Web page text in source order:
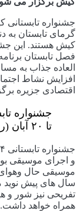
جشنواره
گرمای تابستان به
فصل تابستان
العاده جذاب به
افزایش نشاط
اقتصادی جزیره
تا ۲۰ آبان (روز ملی کیش) ادامه خواهد داشت.
جشنواره تابستانی ۱۴۰۴ با عنوان
و اجرای موسیقی
موسیقی حال
سال های پیش نوید
تفریحی نیز شور و
همراه خواهد داشت.